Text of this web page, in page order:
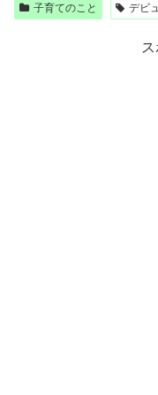
子育てのこと デビ